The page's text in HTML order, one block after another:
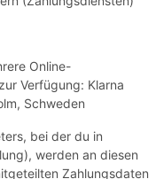
Online-
Verfügung: Klarna
Schweden
bei der du in
werden an diesen
Zahlungsdaten